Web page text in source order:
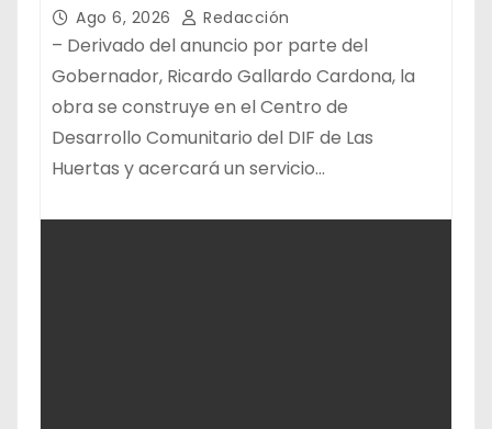
Ago 6, 2026 Redacción
– Derivado del anuncio por parte del
Gobernador, Ricardo Gallardo Cardona, la
obra se construye en el Centro de
Desarrollo Comunitario del DIF de Las
Huertas y acercará un servicio…